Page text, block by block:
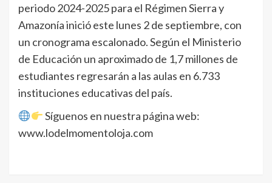
periodo 2024-2025 para el Régimen Sierra y
Amazonía inició este lunes 2 de septiembre, con
un cronograma escalonado. Según el Ministerio
de Educación un aproximado de 1,7 millones de
estudiantes regresarán a las aulas en 6.733
instituciones educativas del país.
Síguenos en nuestra página web:
www.lodelmomentoloja.com